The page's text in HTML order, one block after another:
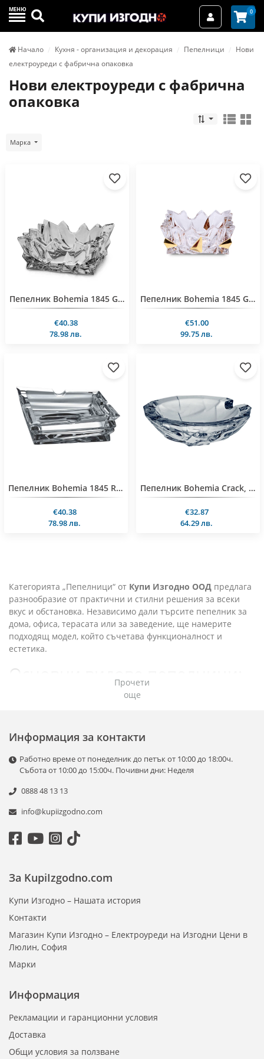
МЕНЮ Търси Вход / 0
Начало Кухня - организация и декорация Пепелници
Нови
електроуреди с фабрична опаковка
Нови електроуреди с фабрична
опаковка
Марка
Пепелник Bohemia 1845 Glacier 13x13cm
€40.38
78.98 лв.
Пепелник Bohemia 1845 Glacier Gold 13x13cm
€51.00
99.75 лв.
Пепелник Bohemia 1845 Rocky 13x13cm
€40.38
78.98 лв.
Пепелник Bohemia Crack, 15.2 cm
€32.87
64.29 лв.
Категорията „Пепелници“ от Купи Изгодно ООД предлага
разнообразие от практични и стилни решения за всеки
вкус и обстановка. Независимо дали търсите пепелник за
дома, офиса, терасата или за заведение, ще намерите
подходящ модел, който съчетава функционалност и
естетика.
Основни видове пепелници:
Разнообразие от размери и дизайни – от
минималистични до декоративни модели.
Лесни за почистване и устойчиви на дълготрайна
пространства.
Устойчиви на атмосферни условия и изработени от
Модели със специални капаци за предотвратяване
на разнасяне на пепел от вятъра.
Пепелници за заведения:
за ресторанти, барове и кафенета.
Възможност за персонализация с лого или дизайн,
съобразен с интериора на заведението.
автомобил.
С LED осветление и капаци за безопасност и комфорт
Прочети
още
Информация за контакти
Работно време от понеделник до петък от 10:00 до 18:00ч.
Събота от 10:00 до 15:00ч. Почивни дни: Неделя
0888 48 13 13
info@kupiizgodno.com
Информация
Рекламации и гаранционни условия
Доставка
Общи условия за ползване
За KupiIzgodno.com
Купи Изгодно – Нашата история
Контакти
Магазин Купи Изгодно – Електроуреди на Изгодни Цени в
Люлин, София
Марки